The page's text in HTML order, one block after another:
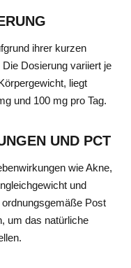
ihrer kurzen
Dosierung variiert je
liegt
und 100 mg pro Tag.
UND PCT
wie Akne,
und
Post
um das natürliche